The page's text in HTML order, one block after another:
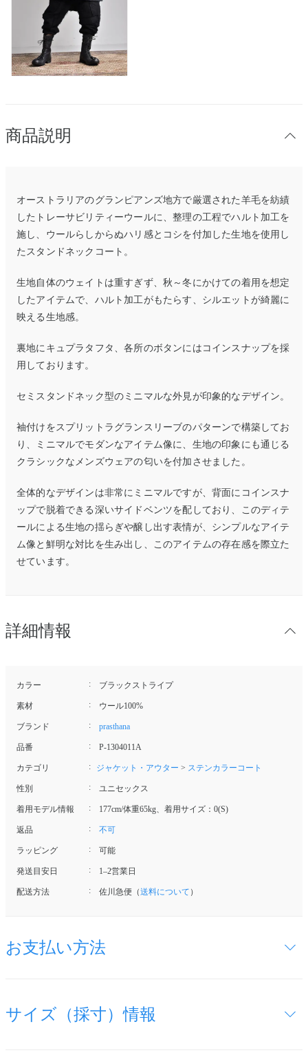
商品説明
オーストラリアのグランピアンズ地方で厳選された羊毛を紡績
したトレーサビリティーウールに、整理の工程でハルト加工を
施し、ウールらしからぬハリ感とコシを付加した生地を使用し
たスタンドネックコート。
生地自体のウェイトは重すぎず、秋～冬にかけての着用を想定
したアイテムで、ハルト加工がもたらす、シルエットが綺麗に
映える生地感。
裏地にキュプラタフタ、各所のボタンにはコインスナップを採
用しております。
セミスタンドネック型のミニマルな外見が印象的なデザイン。
袖付けをスプリットラグランスリーブのパターンで構築してお
り、ミニマルでモダンなアイテム像に、生地の印象にも通じる
クラシックなメンズウェアの匂いを付加させました。
全体的なデザインは非常にミニマルですが、背面にコインスナ
ップで脱着できる深いサイドベンツを配しており、このディテ
ールによる生地の揺らぎや醸し出す表情が、シンプルなアイテ
ム像と鮮明な対比を生み出し、このアイテムの存在感を際立た
せています。
詳細情報
カラー ブラックストライプ
素材 ウール100%
ブランド prasthana
品番 P-1304011A
カテゴリ ジャケット・アウター > ステンカラーコート
性別 ユニセックス
着用モデル情報 177cm/体重65kg、着用サイズ：0(S)
返品 不可
ラッピング 可能
発送目安日 1–2営業日
配送方法 佐川急便（送料について ）
お支払い方法
サイズ（採寸）情報